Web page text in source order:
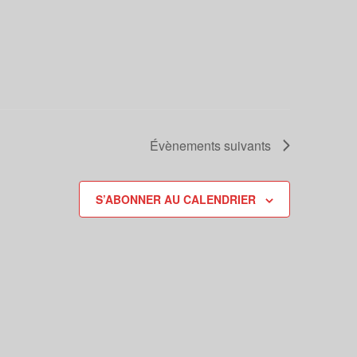
Évènementssuivants
S’ABONNER AU CALENDRIER